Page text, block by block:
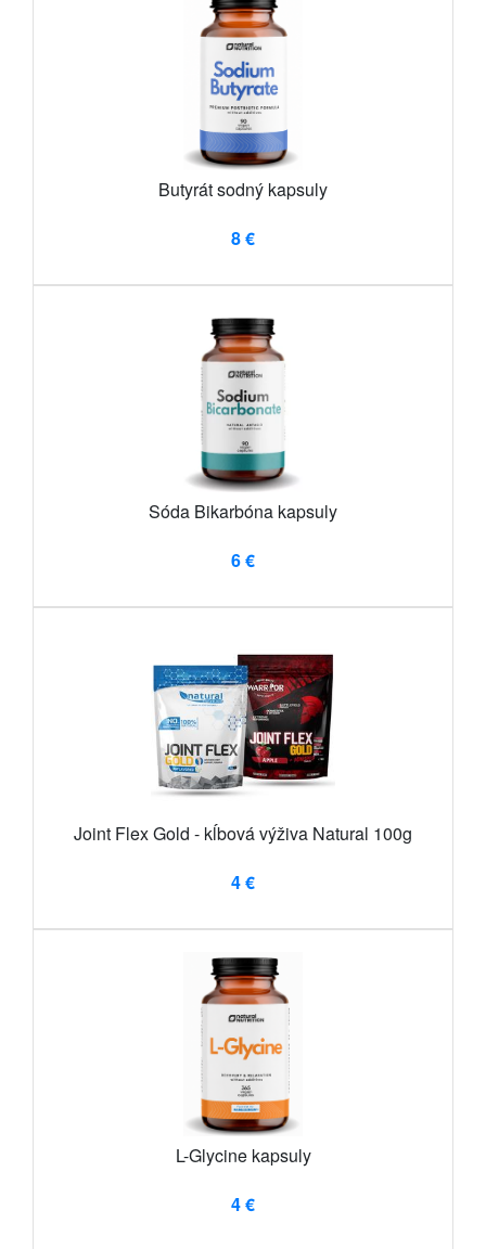
Butyrát sodný kapsuly
8 €
Sóda Bikarbóna kapsuly
6 €
Joint Flex Gold - kĺbová výživa Natural 100g
4 €
L-Glycine kapsuly
4 €